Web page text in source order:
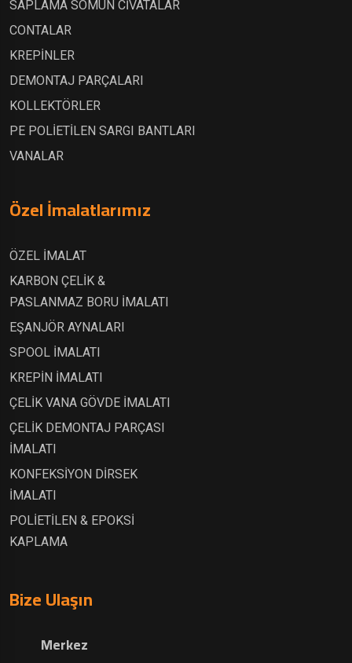
SAPLAMA SOMUN CİVATALAR
CONTALAR
KREPİNLER
DEMONTAJ PARÇALARI
KOLLEKTÖRLER
PE POLİETİLEN SARGI BANTLARI
VANALAR
Özel İmalatlarımız
ÖZEL İMALAT
KARBON ÇELİK &
PASLANMAZ BORU İMALATI
EŞANJÖR AYNALARI
SPOOL İMALATI
KREPİN İMALATI
ÇELİK VANA GÖVDE İMALATI
ÇELİK DEMONTAJ PARÇASI
İMALATI
KONFEKSİYON DİRSEK
İMALATI
POLİETİLEN & EPOKSİ
KAPLAMA
Bize Ulaşın
Merkez